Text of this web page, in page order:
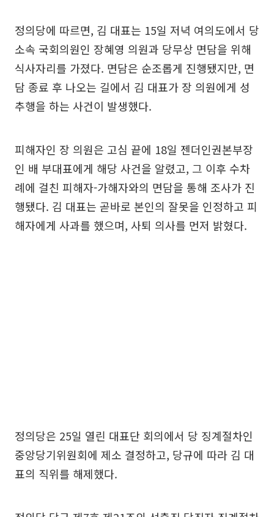
정의당에 따르면, 김 대표는 15일 저녁 여의도에서 당
소속 국회의원인 장혜영 의원과 당무상 면담을 위해
식사자리를 가졌다. 면담은 순조롭게 진행됐지만, 면
담 종료 후 나오는 길에서 김 대표가 장 의원에게 성
추행을 하는 사건이 발생했다.
피해자인 장 의원은 고심 끝에 18일 젠더인권본부장
인 배 부대표에게 해당 사건을 알렸고, 그 이후 수차
례에 걸친 피해자-가해자와의 면담을 통해 조사가 진
행됐다. 김 대표는 곧바로 본인의 잘못을 인정하고 피
해자에게 사과를 했으며, 사퇴 의사를 먼저 밝혔다.
정의당은 25일 열린 대표단 회의에서 당 징계절차인
중앙당기위원회에 제소 결정하고, 당규에 따라 김 대
표의 직위를 해제했다.